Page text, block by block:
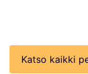
Katso kaikki